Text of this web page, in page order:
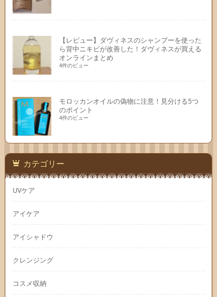
【レビュー】ダヴィネスのシャンプーを使った
ら背中ニキビが改善した！ダヴィネスが買える
オンラインまとめ
4件のビュー
モロッカンオイルの偽物に注意！見分ける5つ
のポイント
4件のビュー
カテゴリー
UVケア
アイケア
アイシャドウ
クレンジング
コスメ収納